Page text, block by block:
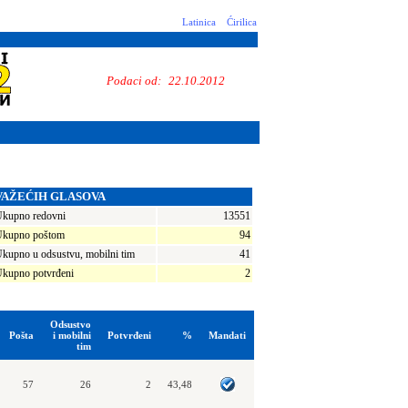
Latinica Ćirilica
Podaci od: 22.10.2012
GLASOVA
redovni
13551
poštom
94
u odsustvu, mobilni tim
41
potvrđeni
2
Pošta
Odsustvo
i mobilni
tim
Potvrđeni % Mandati
57 26 2 43,48